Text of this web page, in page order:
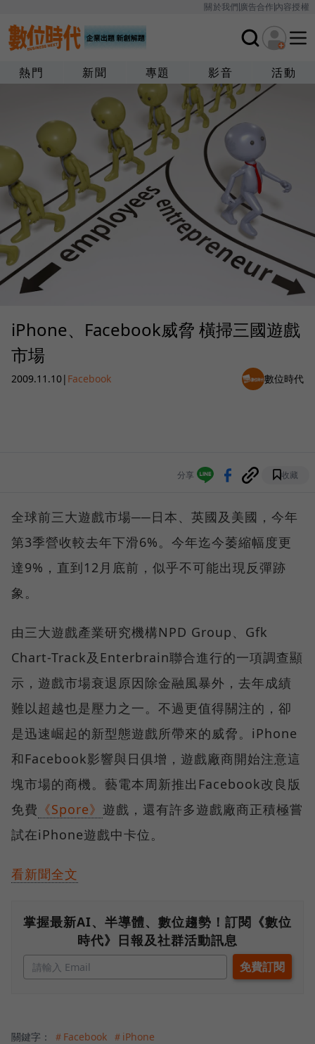
關於我們廣告合作內容授權
熱門 新聞 專題 影音 活動
iPhone、Facebook威脅 橫掃三國遊戲
市場
2009.11.10| Facebook 數位時代
分享 收藏
全球前三大遊戲市場──日本、英國及美國，今年
第3季營收較去年下滑6%。今年迄今萎縮幅度更
達9%，直到12月底前，似乎不可能出現反彈跡
象。
由三大遊戲產業研究機構NPD Group、Gfk
Chart-Track及Enterbrain聯合進行的一項調查顯
示，遊戲市場衰退原因除金融風暴外，去年成績
難以超越也是壓力之一。不過更值得關注的，卻
是迅速崛起的新型態遊戲所帶來的威脅。iPhone
和Facebook影響與日俱增，遊戲廠商開始注意這
塊市場的商機。藝電本周新推出Facebook改良版
免費 《Spore》 遊戲，還有許多遊戲廠商正積極嘗
試在iPhone遊戲中卡位。
看新聞全文
掌握最新AI、半導體、數位趨勢！訂閱《數位
時代》日報及社群活動訊息
關鍵字： ＃Facebook ＃iPhone